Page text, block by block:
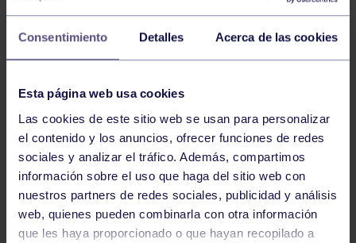
Consentimiento Detalles Acerca de las cookies
Esta página web usa cookies
Las cookies de este sitio web se usan para personalizar
el contenido y los anuncios, ofrecer funciones de redes
sociales y analizar el tráfico. Además, compartimos
información sobre el uso que haga del sitio web con
nuestros partners de redes sociales, publicidad y análisis
web, quienes pueden combinarla con otra información
que les haya proporcionado o que hayan recopilado a
El
sábado 13 y domingo 14 de enero se disputaron las
dos primeras rondas del